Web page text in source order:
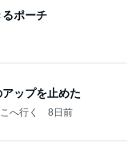
ポーチ
ップを止めた
へ行く 8日前